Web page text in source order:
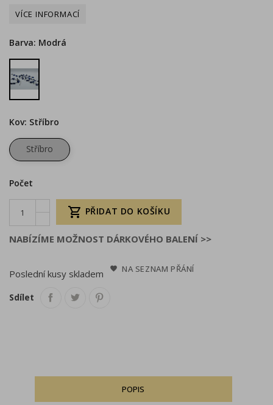
Barva: Modrá
Modrá
Kov: Stříbro
Stříbro
Počet
 PŘIDAT DO KOŠÍKU
NABÍZÍME MOŽNOST DÁRKOVÉHO BALENÍ >>
Poslední kusy skladem NA SEZNAM PŘÁNÍ
Sdílet
POPIS